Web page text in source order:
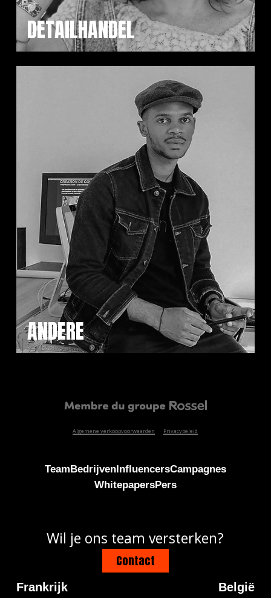
DETAILHANDEL
ANDERE
Algemene verkoopvoorwaarden Privacybeleid
Team BedrijvenInfluencersCampagnes
WhitepapersPers
Wil je ons team versterken?
Contact
Frankrijk
België